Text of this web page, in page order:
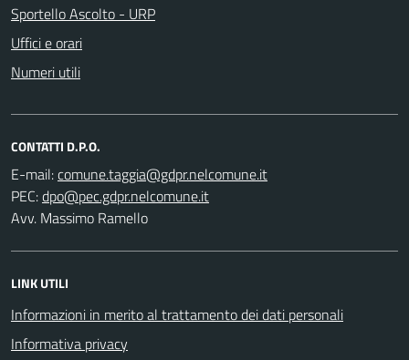
Sportello Ascolto - URP
Uffici e orari
Numeri utili
CONTATTI D.P.O.
E-mail:
PEC:
Avv. Massimo Ramello
LINK UTILI
Informazioni in merito al trattamento dei dati personali
Informativa privacy